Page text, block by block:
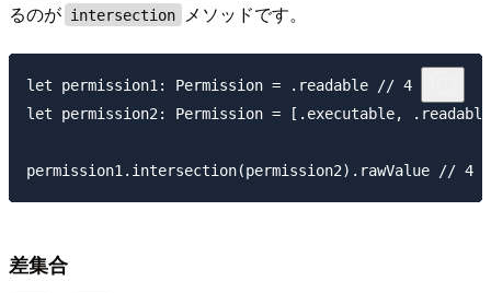
るのが intersection メソッドです。
let permission1: Permission = .readable // 4 = 100
let permission2: Permission = [.executable,
差集合